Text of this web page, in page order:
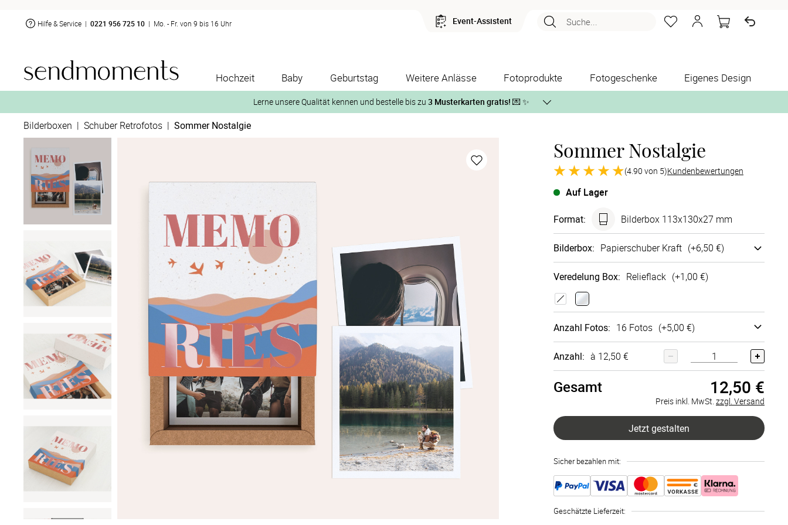
Hilfe & Service | 0221 956 725 10 | Mo. - Fr. von 9 bis 16 Uhr Event-Assistent Suche...
Hochzeit Baby Geburtstag Weitere Anlässe Fotoprodukte Fotogeschenke Eigenes Design
Lerne unsere Qualität kennen und bestelle bis zu 3 Musterkarten gratis! 💌 ✨
auf der jeweiligen Produktseite und lasse Dir die Karten kostenlos per Post zusenden.
Bilderboxen | Schuber Retrofotos | Sommer Nostalgie
Sommer Nostalgie
(4.90 von 5)Kundenbewertungen
Auf Lager
Format: Bilderbox 113x130x27 mm
Bilderbox: Papier­schuber Kraft (+6,50 €)
Papier­
Kraft
Papiersch
+6,50 €
Veredelung Box: Relieflack (+1,00 €)
Anzahl Fotos: 16 Fotos (+5,00 €)
16 Fotos (+5,00 €
20 Fotos (+6,00 €)
28 Fotos (+8,00 €)
32 Fotos
36 Fotos (+10,00 €
Anzahl: à 12,50 €
Gesamt 12,50 €
Preis inkl. MwSt. zzgl. Versand
Jetzt gestalten
Sicher bezahlen mit:
Geschätzte Lieferzeit: